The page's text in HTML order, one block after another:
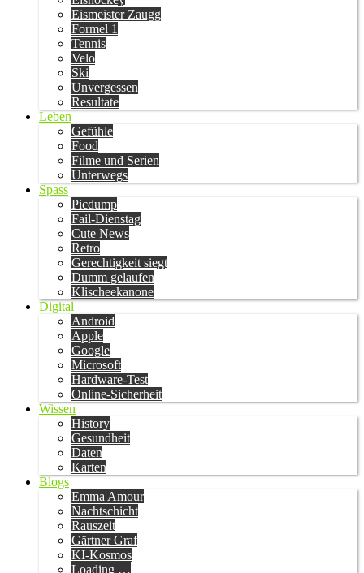
Eismeister Zaugg
Formel 1
Tennis
Velo
Ski
Unvergessen
Resultate
Leben
Gefühle
Food
Filme und Serien
Unterwegs
Spass
Picdump
Fail-Dienstag
Cute News
Retro
Gerechtigkeit siegt
Dumm gelaufen
Klischeekanone
Digital
Android
Apple
Google
Microsoft
Hardware-Test
Online-Sicherheit
Wissen
History
Gesundheit
Daten
Karten
Blogs
Emma Amour
Nachtschicht
Rauszeit
Gärtner Graf
KI-Kosmos
Loading …